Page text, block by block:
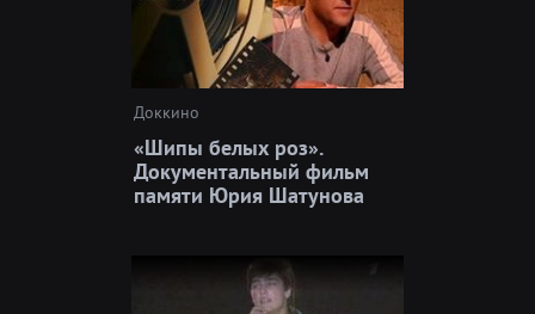
Доккино
«Шипы белых роз».
Документальный фильм
памяти Юрия Шатунова